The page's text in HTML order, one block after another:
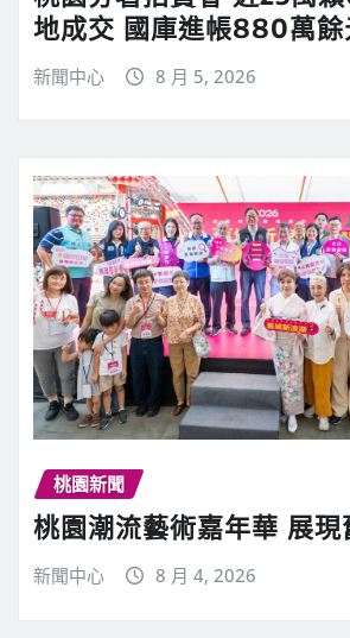
地成交 國庫進帳880萬餘
新聞中心 8 月 5, 2026
桃園新聞
桃園潮流藝術嘉年華 展現
新聞中心 8 月 4, 2026